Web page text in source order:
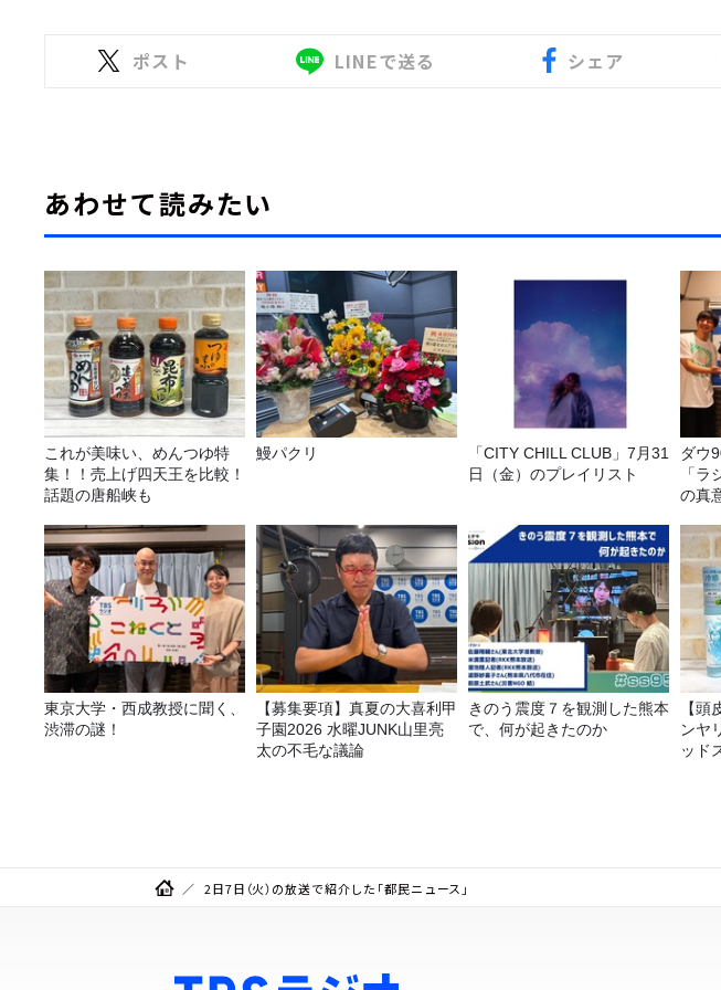
ポスト LINEで送る シェア
あわせて読みたい
これが美味い、めんつゆ特
集！！売上げ四天王を比較！
話題の唐船峡も
鰻パクリ
「CITY CHILL CLUB」7月31
日（金）のプレイリスト
ダウ
「
の真
東京大学・西成教授に聞く、
渋滞の謎！
【募集要項】真夏の大喜利甲
子園2026 水曜JUNK山里亮
太の不毛な議論
きのう震度７を観測した熊本
で、何が起きたのか
【
ンヤ
ッド
2日7日（火）の放送で紹介した「都民ニュース」